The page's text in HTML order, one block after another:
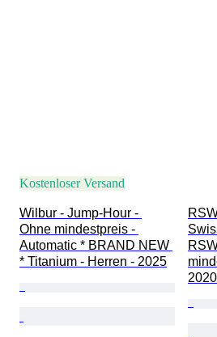
Kostenloser Versand
Wilbur - Jump-Hour -
Ohne mindestpreis -
Automatic * BRAND NEW
* Titanium - Herren - 2025